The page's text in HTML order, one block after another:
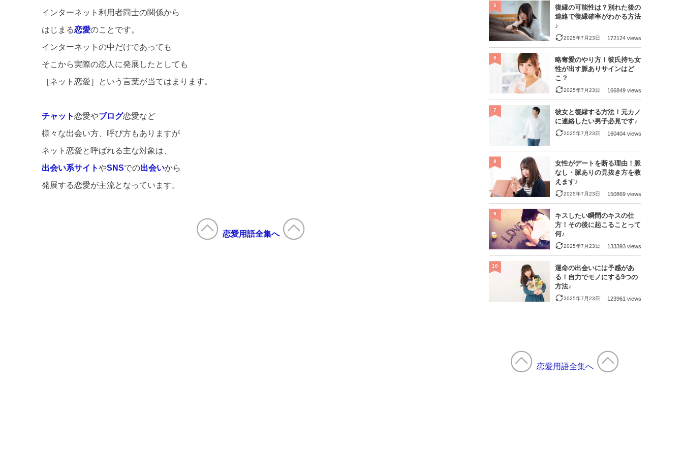
インターネット利用者同士の関係から
はじまる恋愛のことです。
インターネットの中だけであっても
そこから実際の恋人に発展したとしても
［ネット恋愛］という言葉が当てはまります。
チャット恋愛やブログ恋愛など
様々な出会い方、呼び方もありますが
ネット恋愛と呼ばれる主な対象は、
出会い系サイトやSNSでの出会いから
発展する恋愛が主流となっています。
恋愛用語全集へ
復縁の可能性は？別れた後の
連絡で復縁確率がわかる方法
♪
2025年7月23日 172124 views
5
略奪愛のやり方！彼氏持ち女
性が出す脈ありサインはど
こ？
2025年7月23日 166849 views
6
彼女と復縁する方法！元カノ
に連絡したい男子必見です♪
2025年7月23日 160404 views
7
女性がデートを断る理由！脈
なし・脈ありの見抜き方を教
えます♪
2025年7月23日 150869 views
8
キスしたい瞬間のキスの仕
方！その後に起こることって
何♪
2025年7月23日 133393 views
9
運命の出会いには予感があ
る！自力でモノにする9つの
方法♪
2025年7月23日 123961 views
10
恋愛用語全集へ